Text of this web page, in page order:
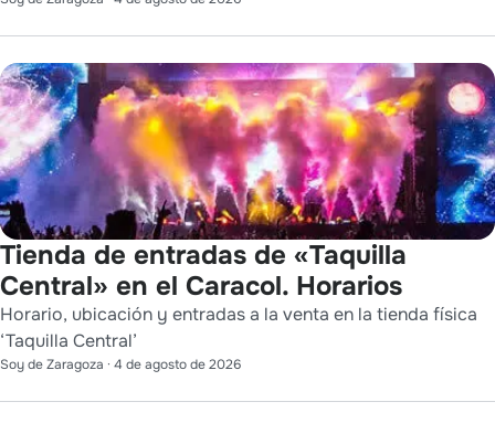
Tienda de entradas de «Taquilla
Central» en el Caracol. Horarios
Horario, ubicación y entradas a la venta en la tienda física
‘Taquilla Central’
Soy de Zaragoza · 4 de agosto de 2026